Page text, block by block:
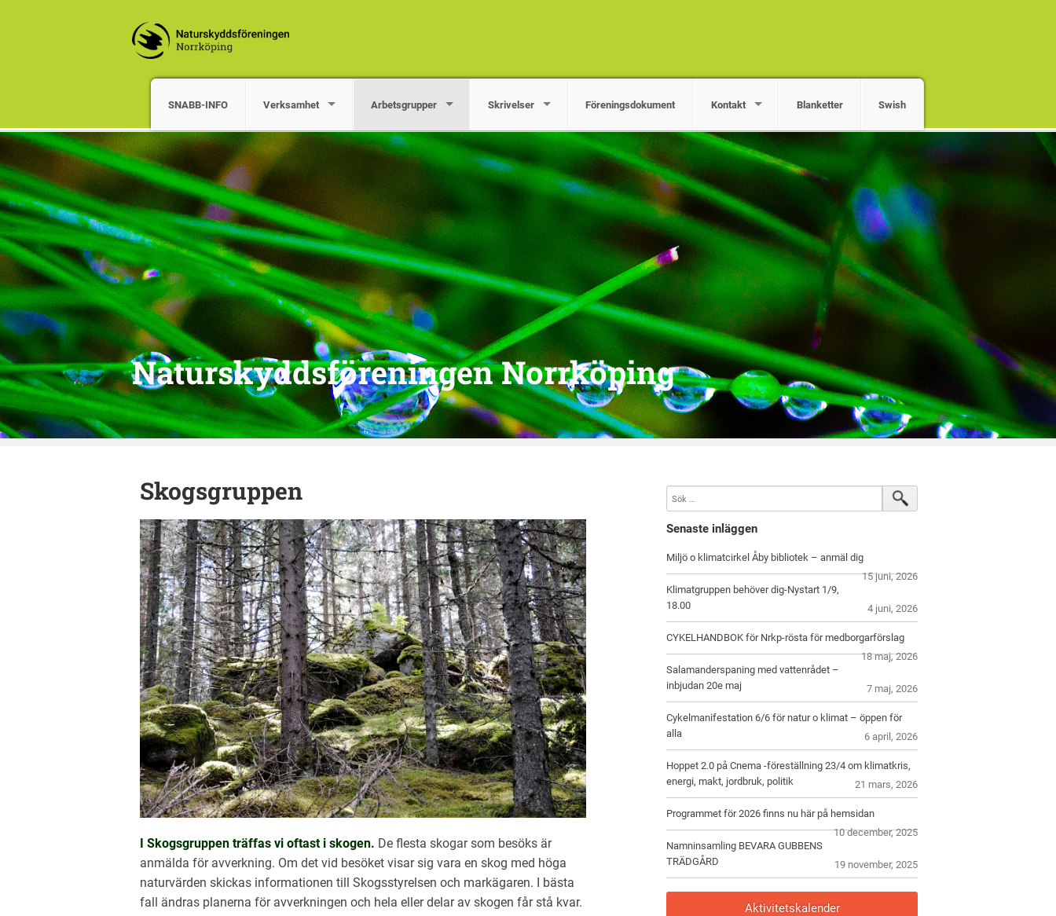
SNABB-INFO Verksamhet Arbetsgrupper Skrivelser Föreningsdokument Kontakt Blanketter Swish
Naturskyddsföreningen Norrköping
Skogsgruppen
I Skogsgruppen träffas vi oftast i skogen. De flesta skogar som besöks är
anmälda för avverkning. Om det vid besöket visar sig vara en skog med höga
naturvärden skickas informationen till Skogsstyrelsen och markägaren. I bästa
fall ändras planerna för avverkningen och hela eller delar av skogen får stå kvar.
Senaste inläggen
Miljö o klimatcirkel Åby bibliotek – anmäl dig
15 juni, 2026
Klimatgruppen behöver dig-Nystart 1/9,
18.00
4 juni, 2026
CYKELHANDBOK för Nrkp-rösta för medborgarförslag
18 maj, 2026
Salamanderspaning med vattenrådet –
inbjudan 20e maj
7 maj, 2026
Cykelmanifestation 6/6 för natur o klimat – öppen för
alla
6 april, 2026
Hoppet 2.0 på Cnema -föreställning 23/4 om klimatkris,
energi, makt, jordbruk, politik
21 mars, 2026
Programmet för 2026 finns nu här på hemsidan
10 december, 2025
Namninsamling BEVARA GUBBENS
TRÄDGÅRD
19 november, 2025
Aktivitetskalender